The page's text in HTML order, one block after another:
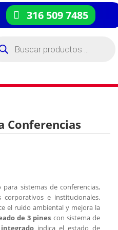
316 509 7485
Conferencias
sistemas de conferencias,
e institucionales.
el ruido ambiental y mejora la
de 3 pines con sistema de
indica el estado de